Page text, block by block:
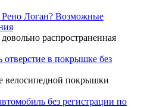
Рено Логан? Возможные
распространенная
отверстие в покрышке без
велосипедной покрышки
без регистрации по